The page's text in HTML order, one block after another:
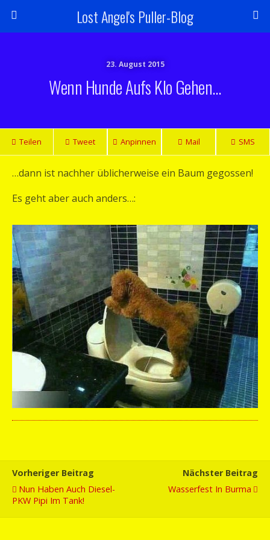
Lost Angel's Puller-Blog
23. August 2015
Wenn Hunde Aufs Klo Gehen…
Teilen Tweet Anpinnen Mail SMS
…dann ist nachher üblicherweise ein Baum gegossen!
Es geht aber auch anders…:
Vorheriger Beitrag
Nun Haben Auch Diesel-
PKW Pipi Im Tank!
Nächster Beitrag
Wasserfest In Burma